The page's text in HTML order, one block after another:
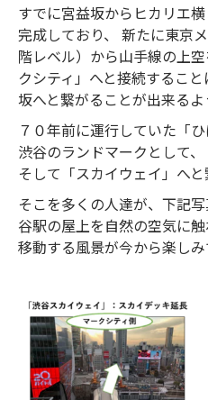
すでに宮益坂からヒカリエ
完成しており、 新たに東京
階レベル）から山手線の上
クシティ」へと接続するこ
坂へと繋がることが出来るよ
７０年前に運行していた「
渋谷のランドマークとして、
そして「スカイウェイ」へと
そこを多くの人達が、下記
谷駅の屋上を自然の空気に
移動する風景が今から楽しみ